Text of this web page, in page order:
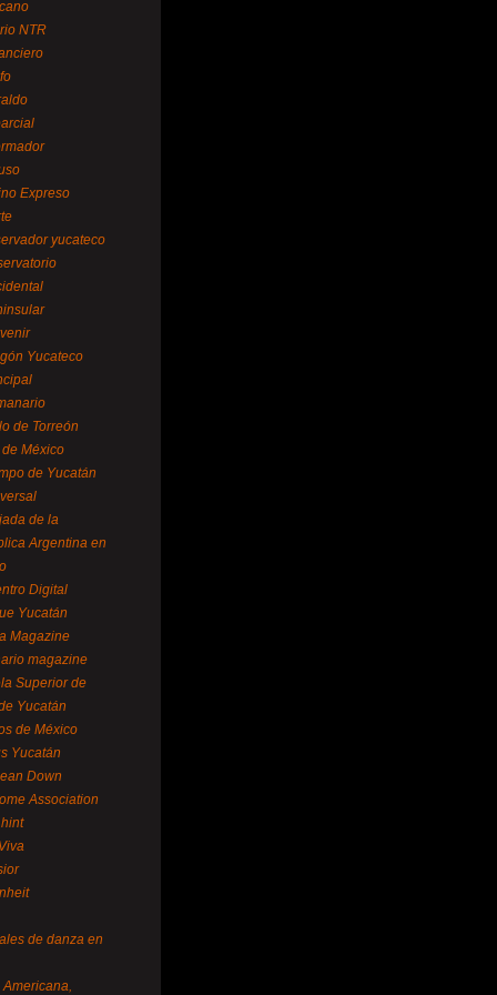
NTR
Expreso
yucateco
Yucateco
de Torreón
México
de Yucatán
de la
Argentina en
Digital
Yucatán
Magazine
magazine
Superior de
Yucatán
de México
Yucatán
Down
Association
de danza en
Americana,